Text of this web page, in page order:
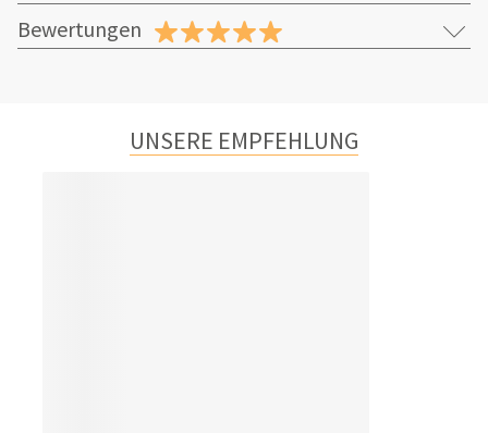
Bewertungen
UNSERE EMPFEHLUNG